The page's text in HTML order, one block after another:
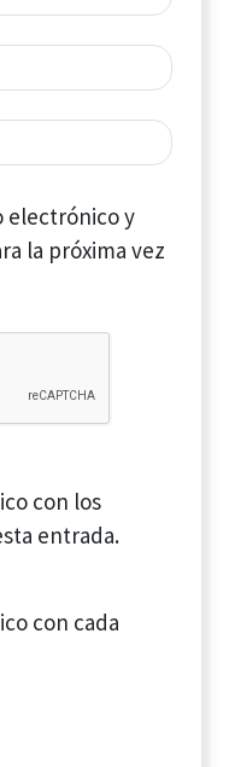
electrónico y
la próxima vez
con los
entrada.
con cada